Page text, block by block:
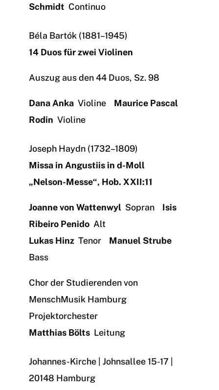
Schmidt Continuo
Béla Bartók (1881–1945)
14 Duos für zwei Violinen
Auszug aus den 44 Duos, Sz. 98
Dana Anka Violine Maurice Pascal
Rodin Violine
Joseph Haydn (1732–1809)
Missa in Angustiis in d-Moll
„Nelson-Messe“, Hob. XXII:11
Joanne von Wattenwyl Sopran Isis
Ribeiro Penido Alt
Lukas Hinz Tenor Manuel Strube
Bass
Chor der Studierenden von
MenschMusik Hamburg
Projektorchester
Matthias Bölts Leitung
Johannes-Kirche | Johnsallee 15-17 |
20148 Hamburg